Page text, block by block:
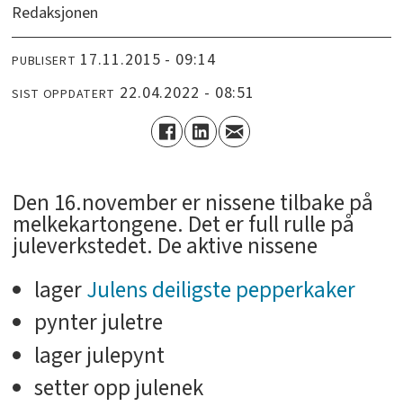
Redaksjonen
PUBLISERT 17.11.2015 - 09:14
SIST OPPDATERT 22.04.2022 - 08:51
Den 16.november er nissene tilbake på
melkekartongene. Det er full rulle på
juleverkstedet. De aktive nissene
lagerJulens deiligste pepperkaker
pynter juletre
lager julepynt
setter opp julenek